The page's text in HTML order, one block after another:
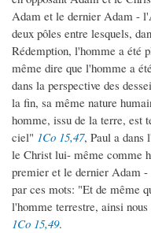
Adam et le dernier Adam -
deux pôles entre lesquels,
Rédemption, l'homme a été
même dire que l'homme a
dans la perspective des
la fin, sa même nature
homme, issu de la terre, est
ciel" 1Co 15,47, Paul a dans
le Christ lui- même comme
premier et le dernier Adam -
par ces mots: "Et de même
l'homme terrestre, ainsi
1Co 15,49.